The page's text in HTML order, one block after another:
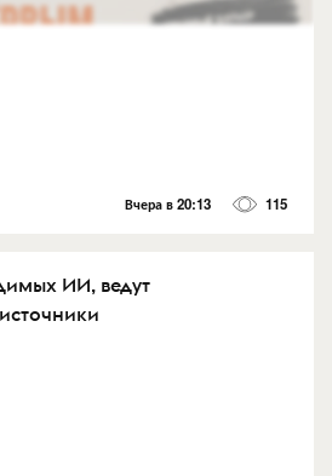
Вчера в 20:13 115
ИИ, ведут